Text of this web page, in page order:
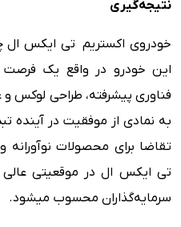
نتیجه‌گیری
خودروی اکستریم تی ایکس ال
این خودرو در واقع یک فرصت
فناوری پیشرفته، طراحی لوکس و
به نمادی از موفقیت در آینده
تقاضا برای محصولات
تی ایکس ال در موقعیتی عالی
سرمایه‌گذاران محسوب میشود.